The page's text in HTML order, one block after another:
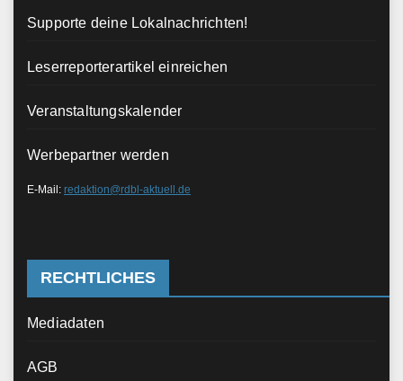
Supporte deine Lokalnachrichten!
Leserreporterartikel einreichen
Veranstaltungskalender
Werbepartner werden
E-Mail: redaktion@rdbl-aktuell.de
RECHTLICHES
Mediadaten
AGB